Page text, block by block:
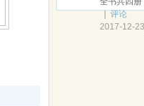
|评论
2017-12-23